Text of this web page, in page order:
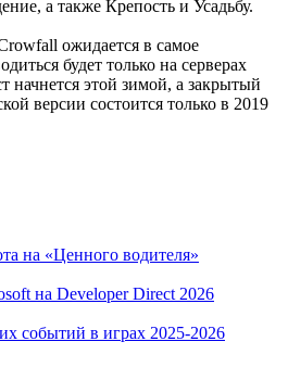
а также Крепость и Усадьбу.
ожидается в самое
будет только на серверах
начнется этой зимой, а закрытый
версии состоится только в 2019
на «Ценного водителя»
на Developer Direct 2026
событий в играх 2025-2026